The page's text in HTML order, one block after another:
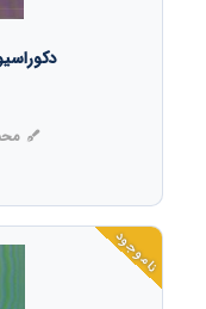
ناموجود